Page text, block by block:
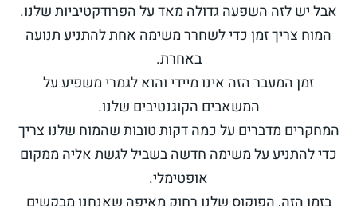
אבל יש לזה השפעה גדולה מאד על הפרודקטיביות שלנו.
המוח צריך זמן כדי לשחרר משימה אחת להתניע תנועה
באחרת.
זמן המעבר הזה אינו מיידי והוא לגמרי משפיע על
המשאבים הקוגנטיבים שלנו.
המחקרים מדברים על כמה דקות טובות שהמוח שלנו צריך
כדי להתניע על משימה חדשה בשביל לגשת אליה ממקום
אופטימלי.